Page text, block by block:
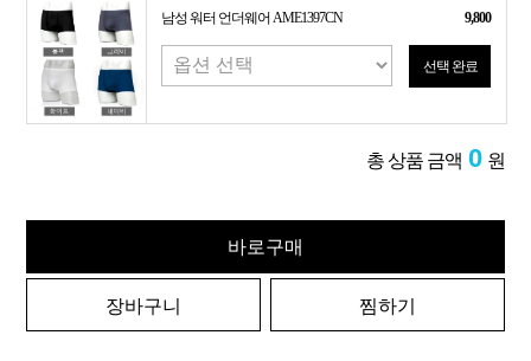
남성 워터 언더웨어 AME1397CN 9,800
선택 완료
총 상품 금액 0 원
바로구매
장바구니 찜하기